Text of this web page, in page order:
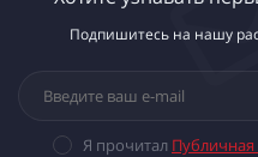
Подпишитесь на нашу
Я прочитал